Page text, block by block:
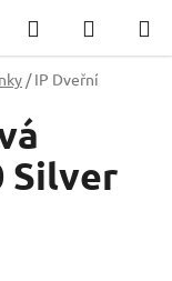
Hledat
KOŠÍK
/ IP Dveřní
Silver